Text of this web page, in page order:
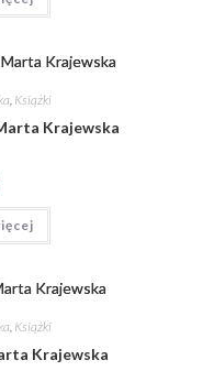
, Książki
Krajewska
, Książki
Krajewska